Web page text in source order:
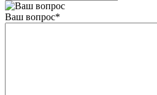
Ваш вопрос*